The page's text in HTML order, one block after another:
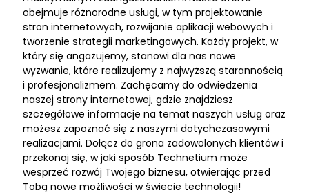
obejmuje różnorodne usługi, w tym projektowanie
stron internetowych, rozwijanie aplikacji webowych i
tworzenie strategii marketingowych. Każdy projekt, w
który się angażujemy, stanowi dla nas nowe
wyzwanie, które realizujemy z najwyższą starannością
i profesjonalizmem. Zachęcamy do odwiedzenia
naszej strony internetowej, gdzie znajdziesz
szczegółowe informacje na temat naszych usług oraz
możesz zapoznać się z naszymi dotychczasowymi
realizacjami. Dołącz do grona zadowolonych klientów i
przekonaj się, w jaki sposób Technetium może
wesprzeć rozwój Twojego biznesu, otwierając przed
Tobą nowe możliwości w świecie technologii!